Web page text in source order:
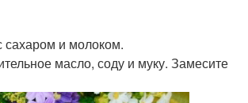
сахаром и молоком.
масло, соду и муку. Замесите